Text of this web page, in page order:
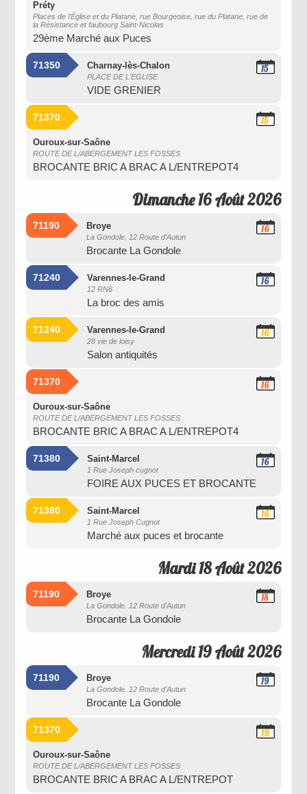
Préty
Places de l'Église et du Platane, rue Bourgeoise, rue du Platane, rue de
la Résistance et faubourg Saint-Nicolas
29ème Marché aux Puces
71350 Charnay-lès-Chalon
PLACE DE L'EGLISE
VIDE GRENIER
15
71370
Ouroux-sur-Saône
ROUTE DE L/ABERGEMENT LES FOSSES
BROCANTE BRIC A BRAC A L/ENTREPOT4
15
Dimanche 16 Août 2026
71190 Broye
La Gondole. 12 Route d'Autun
Brocante La Gondole
16
71240 Varennes-le-Grand
12 RN6
La broc des amis
16
71240 Varennes-le-Grand
28 vie de loisy
Salon antiquités
16
71370
Ouroux-sur-Saône
ROUTE DE L/ABERGEMENT LES FOSSES
BROCANTE BRIC A BRAC A L/ENTREPOT4
16
71380 Saint-Marcel
1 Rue Joseph cugnot
FOIRE AUX PUCES ET BROCANTE
16
2026
71380 Saint-Marcel
1 Rue Joseph Cugnot
Marché aux puces et brocante
16
Mardi 18 Août 2026
71190 Broye
La Gondole. 12 Route d'Autun
Brocante La Gondole
18
Mercredi 19 Août 2026
71190 Broye
La Gondole. 12 Route d'Autun
Brocante La Gondole
19
71370
Ouroux-sur-Saône
ROUTE DE L/ABERGEMENT LES FOSSES
BROCANTE BRIC A BRAC A L/ENTREPOT
19